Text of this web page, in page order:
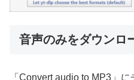
音声のみをダウンロ
「Convert audio to MP3」に